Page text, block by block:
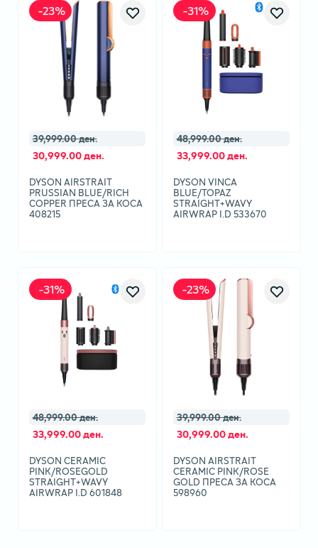
-23%
39,999.00 ден.
30,999.00 ден.
DYSON AIRSTRAIT
PRUSSIAN BLUE/RICH
COPPER ПРЕСА ЗА КОСА
408215
-31%
48,999.00 ден.
33,999.00 ден.
DYSON VINCA
BLUE/TOPAZ
STRAIGHT+WAVY
AIRWRAP I.D 533670
-31%
48,999.00 ден.
33,999.00 ден.
DYSON CERAMIC
PINK/ROSEGOLD
STRAIGHT+WAVY
AIRWRAP I.D 601848
-23%
39,999.00 ден.
30,999.00 ден.
DYSON AIRSTRAIT
CERAMIC PINK/ROSE
GOLD ПРЕСА ЗА КОСА
598960